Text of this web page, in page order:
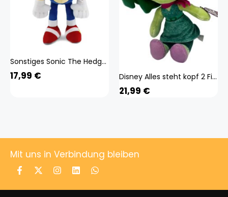
Sonstiges Sonic The Hedgehog Kuscheltier Spielzeug 30 cm Cartoon Plüschtier
17,99 € Disney Alles steht kopf 2 Figuren Plüsch Kuscheltier Spielzeug Spiel Plüschtier Ekel 65456465
21,99 €
Mit uns in Verbindung bleiben